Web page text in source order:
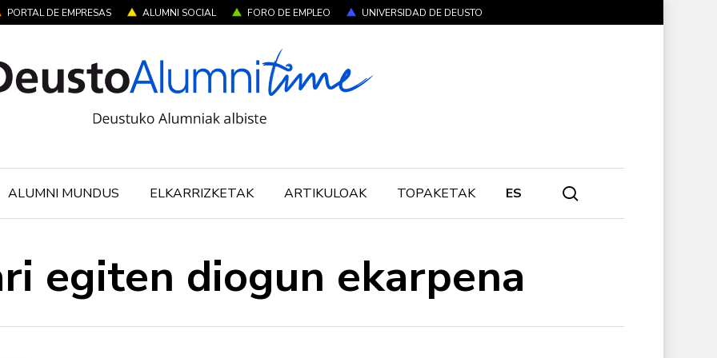
PORTAL DE EMPRESAS ALUMNI SOCIAL FORO DE EMPLEO UNIVERSIDAD DE DEUSTO
ALUMNI MUNDUS ELKARRIZKETAK ARTIKULOAK TOPAKETAK ES
egiten diogun ekarpena